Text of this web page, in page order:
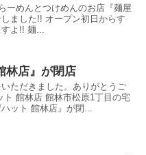
ーめんとつけめんのお店『麺屋
ました!! オープン初日からす
よ!! 麺...
林店』が閉店
ただきました。ありがとうご
ト 館林店 館林市松原1丁目の宅
ット 館林店』が閉...